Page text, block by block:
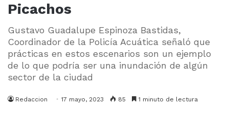
Picachos
Gustavo Guadalupe Espinoza Bastidas,
Coordinador de la Policía Acuática señaló que
prácticas en estos escenarios son un ejemplo
de lo que podría ser una inundación de algún
sector de la ciudad
Redaccion 17 mayo, 2023 85 1 minuto de lectura